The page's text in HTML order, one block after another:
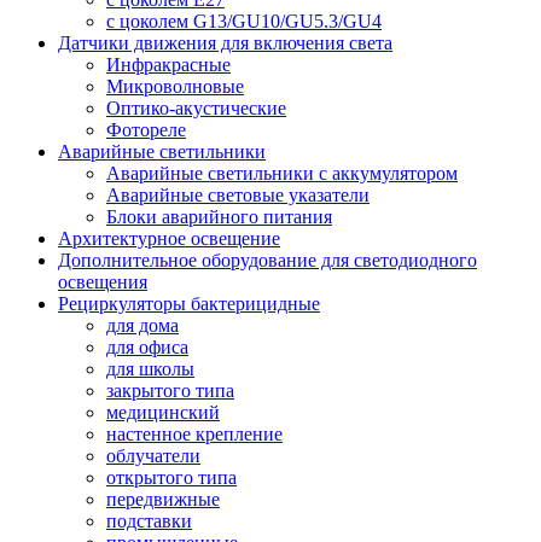
с цоколем G13/GU10/GU5.3/GU4
Датчики движения для включения света
Инфракрасные
Микроволновые
Оптико-акустические
Фотореле
Аварийные светильники
Аварийные светильники с аккумулятором
Аварийные световые указатели
Блоки аварийного питания
Архитектурное освещение
Дополнительное оборудование для светодиодного
освещения
Рециркуляторы бактерицидные
для дома
для офиса
для школы
закрытого типа
медицинский
настенное крепление
облучатели
открытого типа
передвижные
подставки